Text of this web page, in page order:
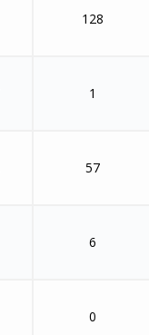
128
1
57
6
0